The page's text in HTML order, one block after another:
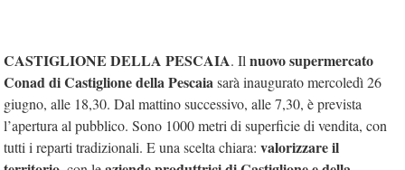
CASTIGLIONE DELLA PESCAIA. Il nuovo supermercato
Conad di Castiglione della Pescaiasarà inaugurato mercoledì 26
giugno, alle 18,30. Dal mattino successivo, alle 7,30, è prevista
l’apertura al pubblico. Sono 1000 metri di superficie di vendita, con
tutti i reparti tradizionali. E una scelta chiara: valorizzare il